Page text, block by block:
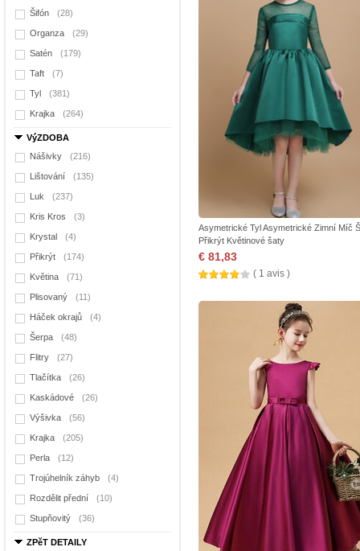
Šifón
(28)
Organza (29)
Satén (179)
Taft (7)
Tyl (381)
Krajka (264)
VýZDOBA
Nášivky
(216)
Lištování (135)
Luk (237)
Kris Kros (3)
Krystal (4)
Přikrýt (174)
Květina (71)
Plisovaný (11)
Háček okrajů (4)
Šerpa (48)
Flitry (27)
Tlačítka (26)
Kaskádové (26)
Výšivka (56)
Krajka (205)
Perla (12)
Trojúhelník záhyb (4)
Rozdělit přední (10)
Stupňovitý (36)
ZPěT DETAILY
Asymetrické Tyl Asymetrické Zimní Míč
Přikrýt Květinové šaty
€ 81,83
( 1 avis )